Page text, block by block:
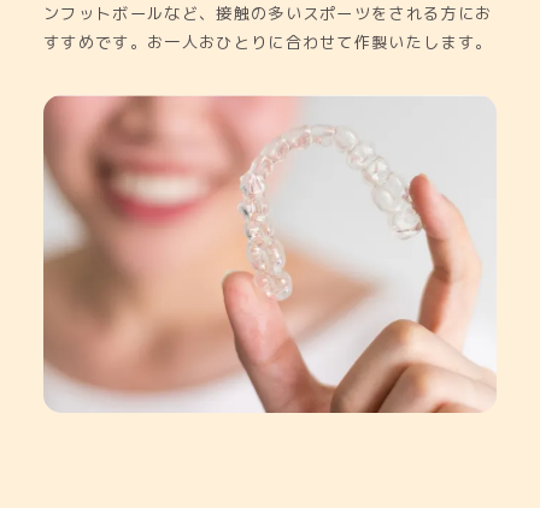
ンフットボールなど、接触の多いスポーツをされる方にお
すすめです。お一人おひとりに合わせて作製いたします。